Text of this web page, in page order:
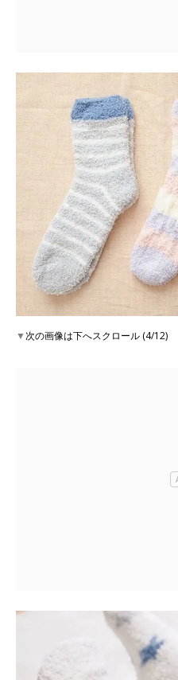
▼次の画像は下へスクロール (4/12)